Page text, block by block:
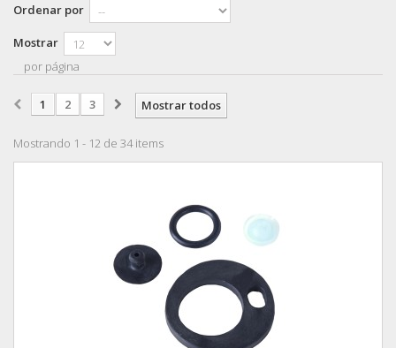
Ordenar por
Mostrar
por página
Mostrar todos
1 2 3
Mostrando 1 - 12 de 34 items